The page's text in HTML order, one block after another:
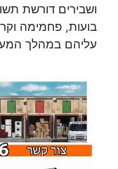
ושבירים דורשת
בועות, פחמימה
עליהם במהלך